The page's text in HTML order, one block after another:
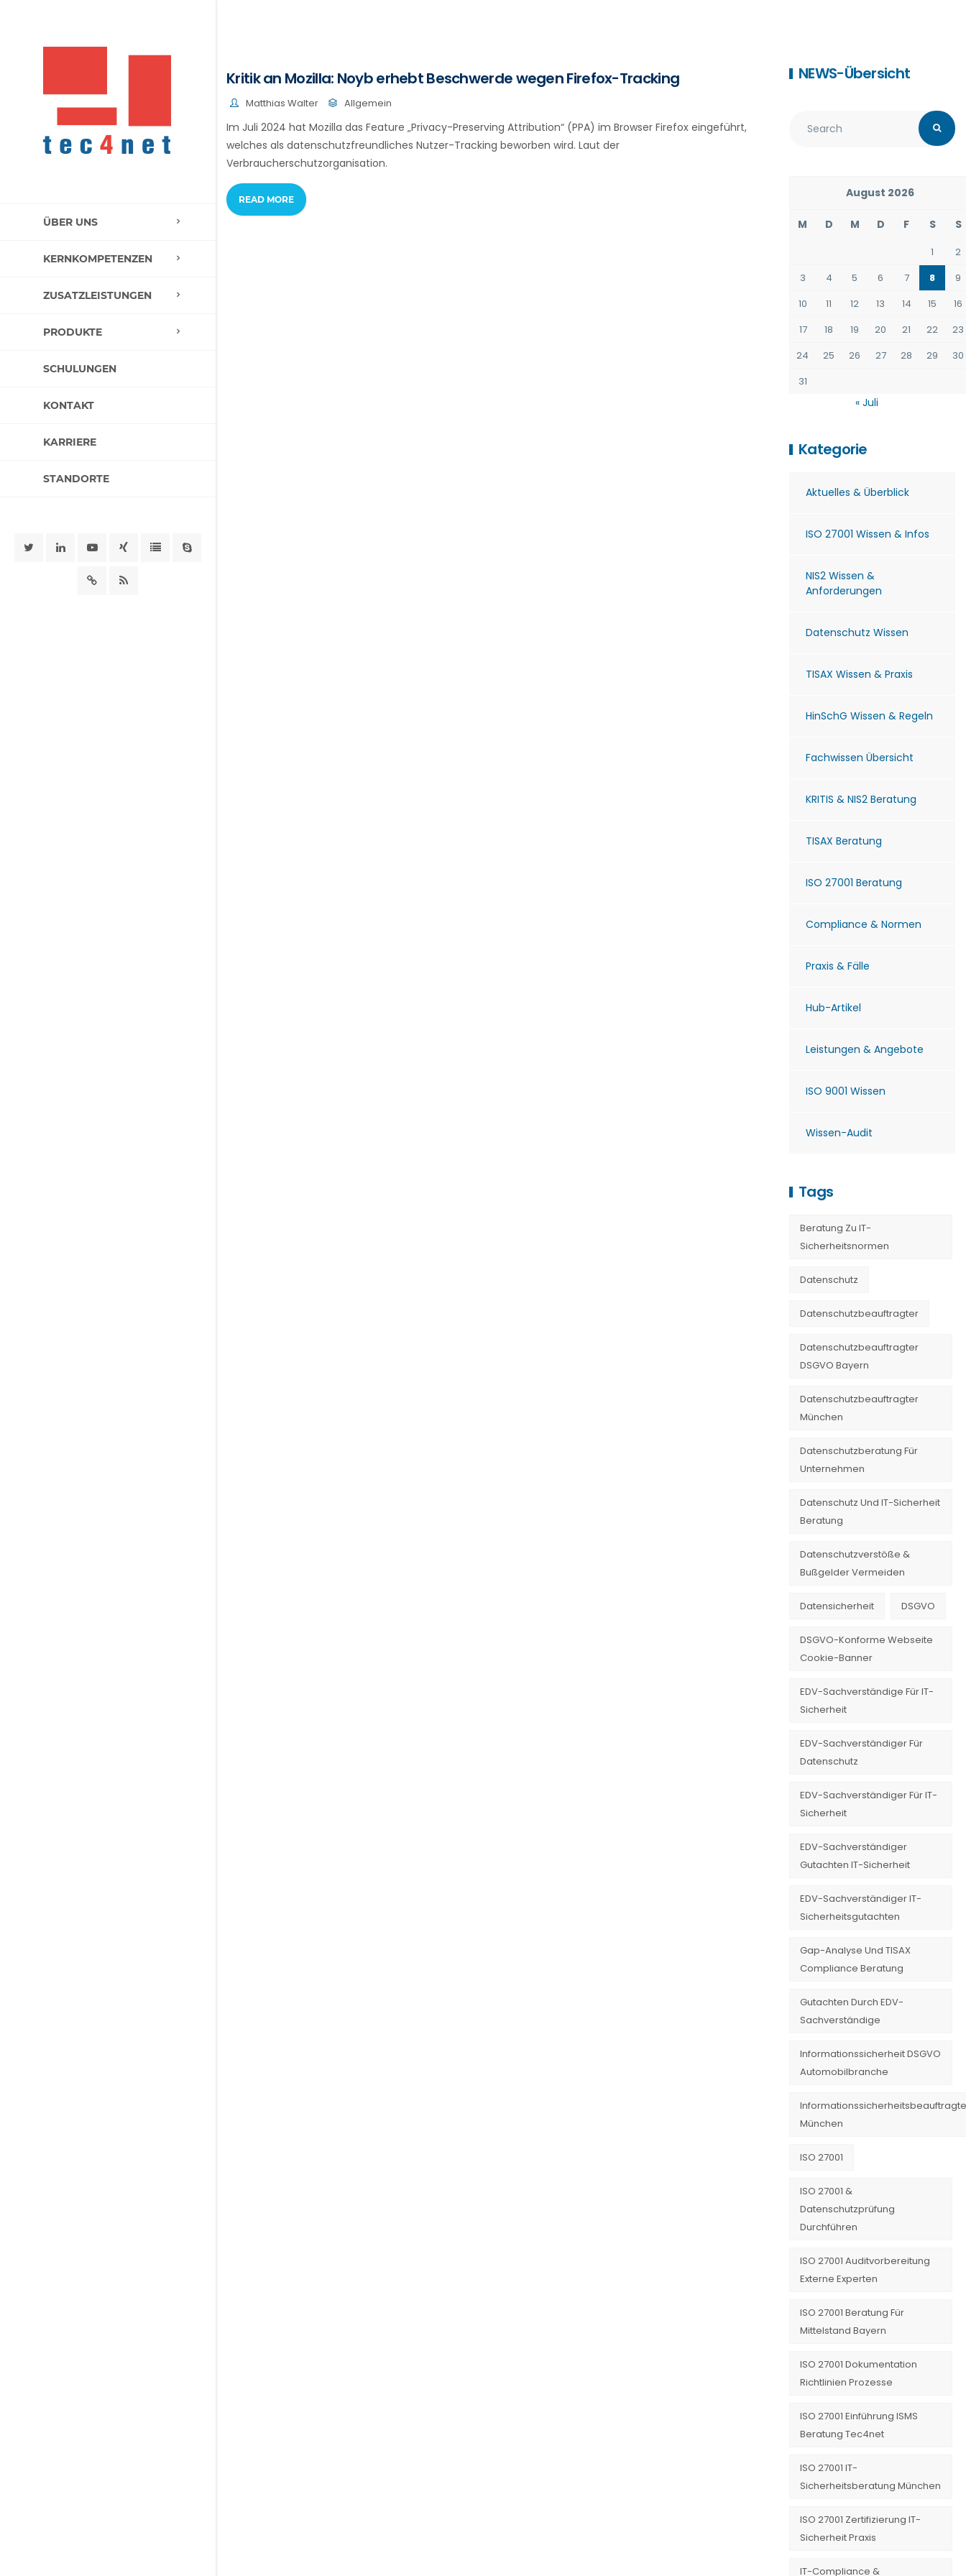
ÜBER UNS
KERNKOMPETENZEN
ZUSATZLEISTUNGEN
PRODUKTE
SCHULUNGEN
KONTAKT
KARRIERE
STANDORTE
Kritik an Mozilla: Noyb erhebt Beschwerde wegen Firefox-Tracking
Matthias Walter Allgemein
Im Juli 2024 hat Mozilla das Feature „Privacy-Preserving Attribution“ (PPA) im Browser Firefox eingeführt,
welches als datenschutzfreundliches Nutzer-Tracking beworben wird. Laut der
Verbraucherschutzorganisation.
READ MORE
NEWS-Übersicht
August 2026
M D M D F S S
1
2
3
4 5 6 7 8
9
10
11 12 13 14 15
16
17
18 19 20 21 22
23
24
25 26 27 28 29
30
31
« Juli
Kategorie
Aktuelles & Überblick
ISO 27001 Wissen & Infos
NIS2 Wissen &
Anforderungen
Datenschutz Wissen
TISAX Wissen & Praxis
HinSchG Wissen & Regeln
Fachwissen Übersicht
KRITIS & NIS2 Beratung
TISAX Beratung
ISO 27001 Beratung
Compliance & Normen
Praxis & Fälle
Hub-Artikel
Leistungen & Angebote
ISO 9001 Wissen
Wissen-Audit
Tags
Beratung Zu IT-
Sicherheitsnormen
Datenschutz
Datenschutzbeauftragter
Datenschutzbeauftragter
DSGVO Bayern
Datenschutzbeauftragter
München
Datenschutzberatung Für
Unternehmen
Datenschutz Und IT-Sicherheit
Beratung
Datenschutzverstöße &
Bußgelder Vermeiden
Datensicherheit DSGVO
DSGVO-Konforme Webseite
Cookie-Banner
EDV-Sachverständige Für IT-
Sicherheit
EDV-Sachverständiger Für
Datenschutz
EDV-Sachverständiger Für IT-
Sicherheit
EDV-Sachverständiger
Gutachten IT-Sicherheit
EDV-Sachverständiger IT-
Sicherheitsgutachten
Gap-Analyse Und TISAX
Compliance Beratung
Gutachten Durch EDV-
Sachverständige
Informationssicherheit DSGVO
Automobilbranche
München
ISO 27001
ISO 27001 &
Datenschutzprüfung
Durchführen
ISO 27001 Auditvorbereitung
Externe Experten
ISO 27001 Beratung Für
Mittelstand Bayern
ISO 27001 Dokumentation
Richtlinien Prozesse
ISO 27001 Einführung ISMS
Beratung Tec4net
ISO 27001 IT-
Sicherheitsberatung München
ISO 27001 Zertifizierung IT-
Sicherheit Praxis
IT-Compliance &